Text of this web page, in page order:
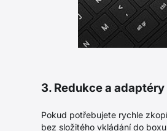
3. Redukce a
Pokud potřebujete rychle
bez složitého vkládání do